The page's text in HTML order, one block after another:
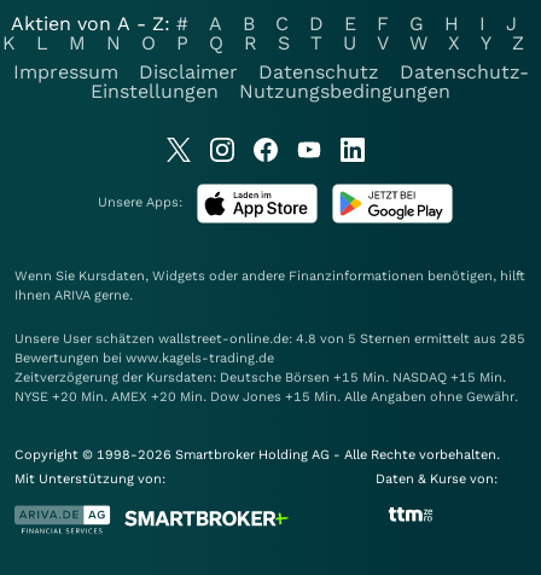
Aktien von A - Z: # A B C D E F G H I
J
K
L M N O P Q R S T U V W X Y
Z
Impressum
Disclaimer Datenschutz
Datenschutz-
Einstellungen
Nutzungsbedingungen
Unsere Apps:
Wenn Sie Kursdaten, Widgets oder andere Finanzinformationen benötigen, hilft
Ihnen ARIVA gerne.
Unsere User schätzen wallstreet-online.de: 4.8 von 5 Sternen ermittelt aus 285
Bewertungen bei www.kagels-trading.de
Zeitverzögerung der Kursdaten: Deutsche Börsen +15 Min. NASDAQ +15 Min.
NYSE +20 Min. AMEX +20 Min. Dow Jones +15 Min. Alle Angaben ohne Gewähr.
Copyright © 1998-2026 Smartbroker Holding AG - Alle Rechte vorbehalten.
Mit Unterstützung von:
Daten & Kurse von: